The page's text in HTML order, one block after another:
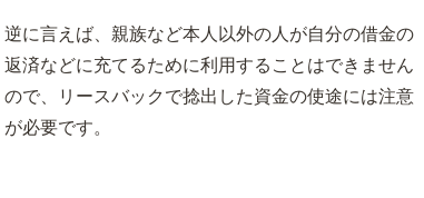
逆に言えば、親族など本人以外の人が自分の借金の
返済などに充てるために利用することはできません
ので、リースバックで捻出した資金の使途には注意
が必要です。